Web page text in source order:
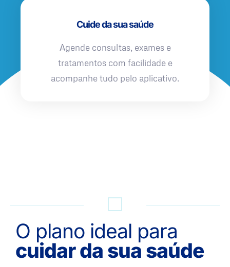
Cuide da sua saúde
Agende consultas, exames e
tratamentos com facilidade e
acompanhe tudo pelo aplicativo.
O plano ideal para
cuidar da sua saúde